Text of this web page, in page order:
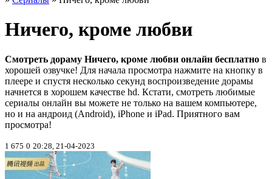
Ничего, кроме любви
Смотреть дораму Ничего, кроме любви онлайн бесплатно в
хорошей озвучке! Для начала просмотра нажмите на кнопку в
плеере и спустя несколько секунд воспроизведение дорамы
начнется в хорошем качестве hd. Кстати, смотреть любимые
сериалы онлайн вы можете не только на вашем компьютере,
но и на андроид (Android), iPhone и iPad. Приятного вам
просмотра!
1 675 0 20:28, 21-04-2023